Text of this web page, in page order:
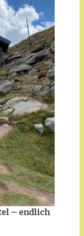
– endlich